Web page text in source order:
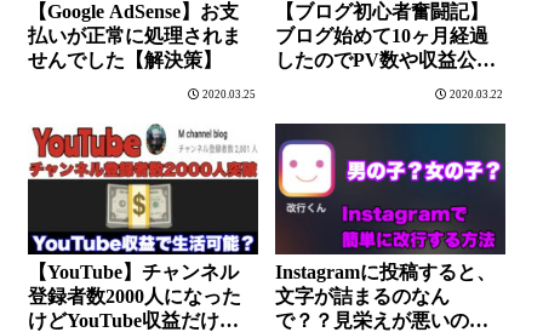
【Google AdSense】お支
払いが正常に処理されま
せんでした【解決策】
2020.03.25
【ブログ初心者奮闘記】
ブログ始めて10ヶ月経過
したのでPV数や収益公開
2020.03.22
【YouTube】チャンネル
登録者数2000人になった
けどYouTube収益だけで
Instagramに投稿すると、
文字が詰まるのなん
で？？見栄えが悪いので